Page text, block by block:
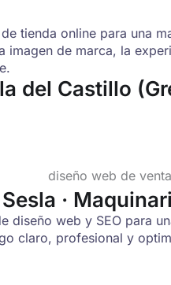
tienda online para una
imagen de marca, la
del Castillo
·
diseño web y SEO para
claro, profesional y